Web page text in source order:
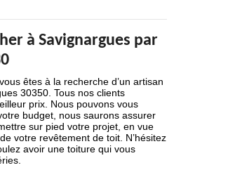
à Savignargues par
êtes à la recherche d’un artisan
30350. Tous nos clients
prix. Nous pouvons vous
budget, nous saurons assurer
sur pied votre projet, en vue
votre revêtement de toit. N’hésitez
avoir une toiture qui vous